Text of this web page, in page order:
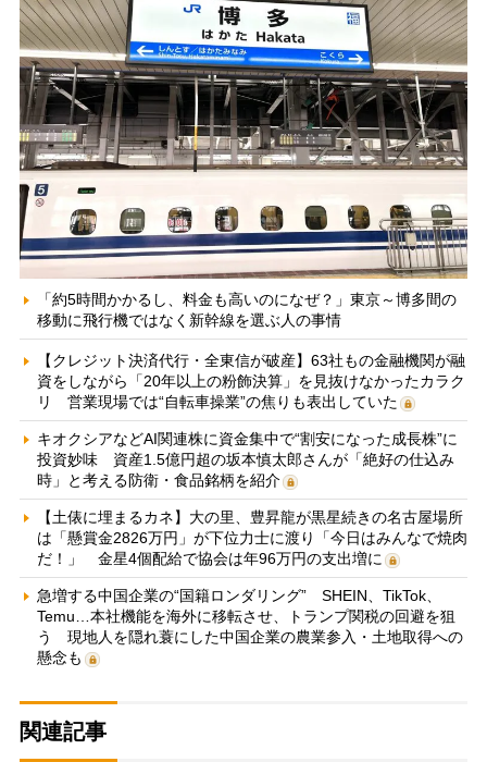
「約5時間かかるし、料金も高いのになぜ？」東京～博多間の
移動に飛行機ではなく新幹線を選ぶ人の事情
【クレジット決済代行・全東信が破産】63社もの金融機関が融
資をしながら「20年以上の粉飾決算」を見抜けなかったカラク
リ 営業現場では“自転車操業”の焦りも表出していた
キオクシアなどAI関連株に資金集中で“割安になった成長株”に
投資妙味 資産1.5億円超の坂本慎太郎さんが「絶好の仕込み
時」と考える防衛・食品銘柄を紹介
【土俵に埋まるカネ】大の里、豊昇龍が黒星続きの名古屋場所
は「懸賞金2826万円」が下位力士に渡り「今日はみんなで焼肉
だ！」 金星4個配給で協会は年96万円の支出増に
急増する中国企業の“国籍ロンダリング” SHEIN、TikTok、
Temu…本社機能を海外に移転させ、トランプ関税の回避を狙
う 現地人を隠れ蓑にした中国企業の農業参入・土地取得への
懸念も
関連記事